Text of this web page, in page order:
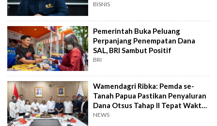
BISNIS
Pemerintah Buka Peluang
Perpanjang Penempatan Dana
SAL, BRI Sambut Positif
BRI
Wamendagri Ribka: Pemda se-
Tanah Papua Pastikan Penyaluran
Dana Otsus Tahap II Tepat Waktu
& Sasaran
NEWS